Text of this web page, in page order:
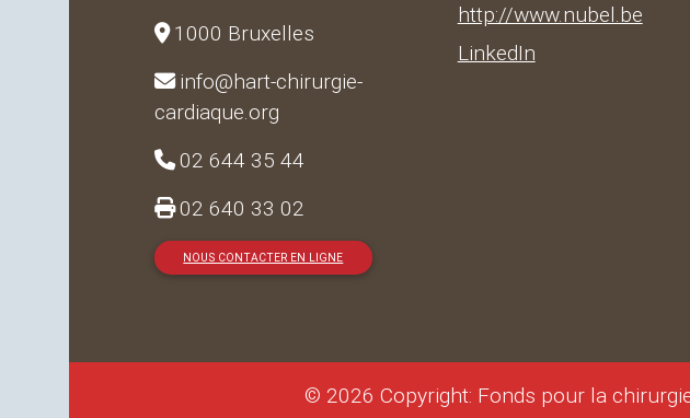
1000 Bruxelles
info@hart-chirurgie-
cardiaque.org
02 644 35 44
02 640 33 02
NOUS CONTACTER EN LIGNE
http://www.nubel.be
LinkedIn
© 2026 Copyright: Fonds pour la